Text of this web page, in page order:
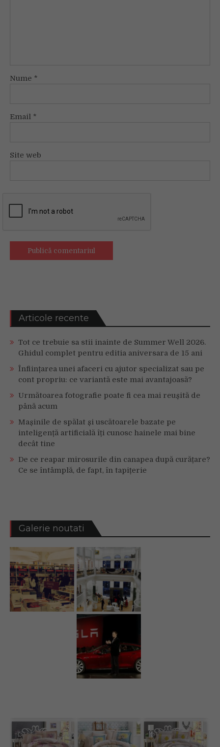
Nume *
Email *
Site web
Articole recente
Tot ce trebuie sa stii inainte de Summer Well 2026.
Ghidul complet pentru editia aniversara de 15 ani
Înființarea unei afaceri cu ajutor specializat sau pe
cont propriu: ce variantă este mai avantajoasă?
Următoarea fotografie poate fi cea mai reușită de
până acum
Mașinile de spălat și uscătoarele bazate pe
inteligență artificială îți cunosc hainele mai bine
decât tine
De ce reapar mirosurile din canapea după curățare?
Ce se întâmplă, de fapt, în tapițerie
Galerie noutati